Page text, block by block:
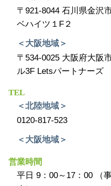
〒921-8044 石川県金沢
ベハイツ１F２
＜大阪地域＞
〒534-0025 大阪府大阪
ル3F Letsパートナーズ
TEL
＜北陸地域＞
0120-817-523
＜大阪地域＞
営業時間
平日 9：00～17：00 （